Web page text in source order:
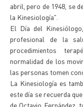
abril, pero de 1948, se
la Kinesiología".
El Día del
profesional de la
procedimientos
normalidad de los
las personas tomen
La Kinesiología es
este día se recuerda
de Octavio Fernández,